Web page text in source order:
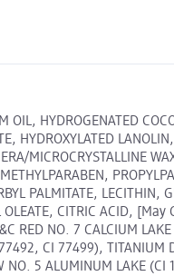
OIL, HYDROGENATED
HYDROXYLATED LANOLIN,
MICROCRYSTALLINE
PALMITATE, LECITHIN,
OLEATE, CITRIC ACID,
RED NO. 7 CALCIUM LAKE
CI 77499), TITANIUM
NO. 5 ALUMINUM LAKE (CI